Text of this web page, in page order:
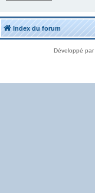
Index du forum
Développé par